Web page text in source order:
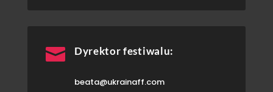
 Dyrektor festiwalu:
beata@ukrainaff.com